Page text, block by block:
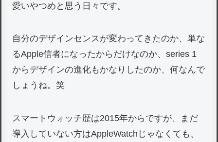
愛いやつめと思う日々です。
自分のデザインセンスが変わってきたのか、単な
るApple信者になったからだけなのか、series 1
からデザインの進化もかなりしたのか、何なんで
しょうね。笑
スマートウォッチ歴は2015年からですが、まだ
導入していない方はAppleWatchじゃなくても、